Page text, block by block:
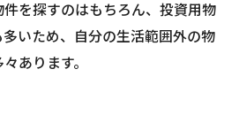
を探すのはもちろん、投資用物
いため、自分の生活範囲外の物
あります。